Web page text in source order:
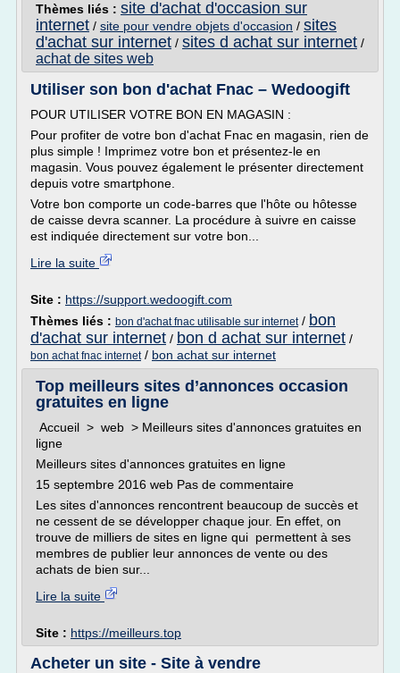
Thèmes liés : site d'achat d'occasion sur
internet / site pour vendre objets d'occasion / sites
d'achat sur internet / sites d achat sur internet /
achat de sites web
Utiliser son bon d'achat Fnac – Wedoogift
POUR UTILISER VOTRE BON EN MAGASIN :
Pour profiter de votre bon d'achat Fnac en magasin, rien de
plus simple ! Imprimez votre bon et présentez-le en
magasin. Vous pouvez également le présenter directement
depuis votre smartphone.
Votre bon comporte un code-barres que l'hôte ou hôtesse
de caisse devra scanner. La procédure à suivre en caisse
est indiquée directement sur votre bon...
Lire la suite
Site : https://support.wedoogift.com
Thèmes liés : bon d'achat fnac utilisable sur internet/ bon
d'achat sur internet / bon d achat sur internet /
bon achat fnac internet/ bon achat sur internet
Top meilleurs sites d’annonces occasion
gratuites en ligne
Accueil > web > Meilleurs sites d'annonces gratuites en
ligne
Meilleurs sites d'annonces gratuites en ligne
15 septembre 2016 web Pas de commentaire
Les sites d'annonces rencontrent beaucoup de succès et
ne cessent de se développer chaque jour. En effet, on
trouve de milliers de sites en ligne qui permettent à ses
membres de publier leur annonces de vente ou des
achats de bien sur...
Lire la suite
Site : https://meilleurs.top
Acheter un site - Site à vendre